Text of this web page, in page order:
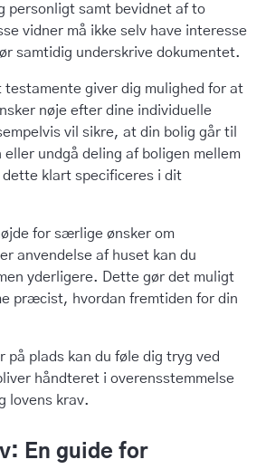
personligt samt bevidnet af to
vidner må ikke selv have interesse
samtidig underskrive dokumentet.
testamente giver dig mulighed for at
nøje efter dine individuelle
vil sikre, at din bolig går til
undgå deling af boligen mellem
klart specificeres i dit
for særlige ønsker om
anvendelse af huset kan du
yderligere. Dette gør det muligt
præcist, hvordan fremtiden for din
på plads kan du føle dig tryg ved
håndteret i overensstemmelse
lovens krav.
En guide for